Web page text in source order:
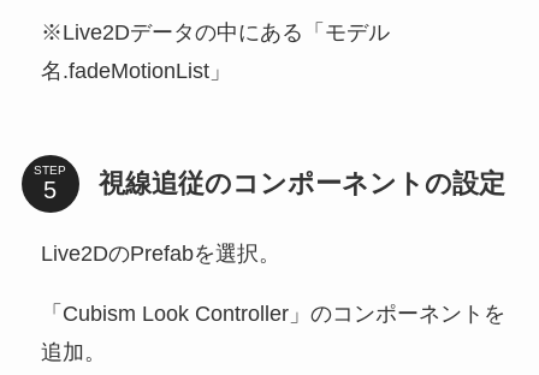
※Live2Dデータの中にある「モデル
名.fadeMotionList」
STEP 視線追従のコンポーネントの設定
Live2DのPrefabを選択。
「Cubism Look Controller」のコンポーネントを
追加。